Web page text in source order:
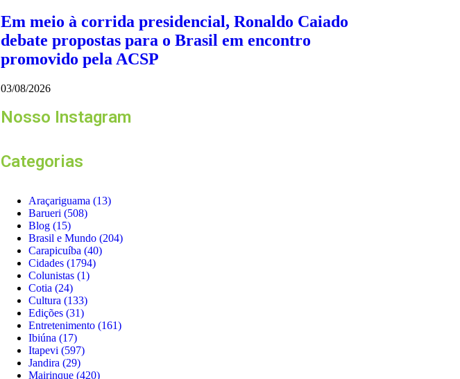
Em meio à corrida presidencial, Ronaldo Caiado
debate propostas para o Brasil em encontro
promovido pela ACSP
03/08/2026
Nosso Instagram
Categorias
Araçariguama (13)
Barueri (508)
Blog (15)
Brasil e Mundo (204)
Carapicuíba (40)
Cidades (1794)
Colunistas (1)
Cotia (24)
Cultura (133)
Edições (31)
Entretenimento (161)
Ibiúna (17)
Itapevi (597)
Jandira (29)
Mairinque (420)